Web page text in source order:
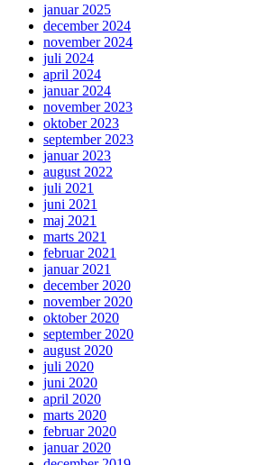
januar 2025
december 2024
november 2024
juli 2024
april 2024
januar 2024
november 2023
oktober 2023
september 2023
januar 2023
august 2022
juli 2021
juni 2021
maj 2021
marts 2021
februar 2021
januar 2021
december 2020
november 2020
oktober 2020
september 2020
august 2020
juli 2020
juni 2020
april 2020
marts 2020
februar 2020
januar 2020